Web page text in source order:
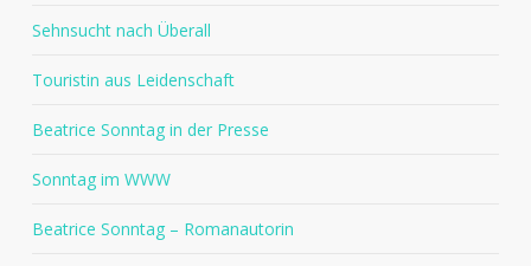
Sehnsucht nach Überall
Touristin aus Leidenschaft
Beatrice Sonntag in der Presse
Sonntag im WWW
Beatrice Sonntag – Romanautorin